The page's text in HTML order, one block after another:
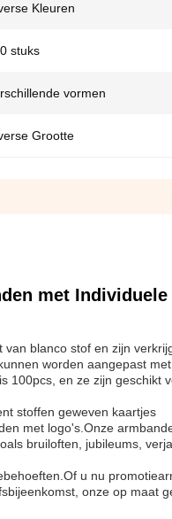
Kleuren
stuks
vormen
Grootte
met Individuele
blanco stof en zijn
worden aangepast
100pcs, en ze zijn geschikt
stoffen geweven kaartjes
met logo's.Onze
bruiloften, jubileums,
u nu
onze op maat